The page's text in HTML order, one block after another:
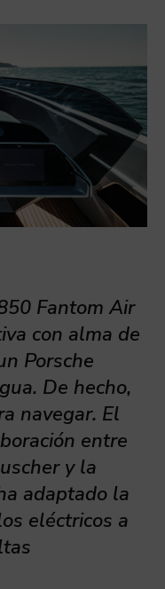
Fantom Air
con alma de
Porsche
De hecho,
navegar. El
entre
y la
adaptado la
eléctricos a